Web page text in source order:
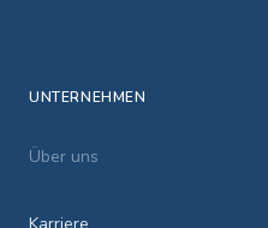
UNTERNEHMEN
Über uns